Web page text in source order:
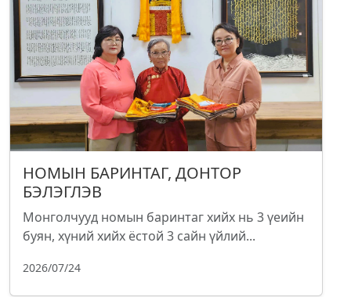
НОМЫН БАРИНТАГ, ДОНТОР
БЭЛЭГЛЭВ
Монголчууд номын баринтаг хийх нь 3 үеийн
буян, хүний хийх ёстой 3 сайн үйлий...
2026/07/24